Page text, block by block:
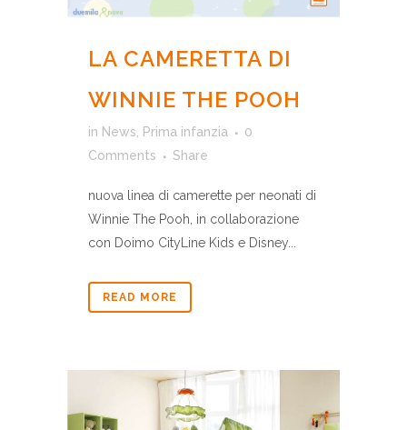
LA CAMERETTA DI
WINNIE THE POOH
in News, Prima infanzia
0
Comments
Share
nuova linea di camerette per neonati di
Winnie The Pooh, in collaborazione
con Doimo CityLine Kids e Disney...
READ MORE